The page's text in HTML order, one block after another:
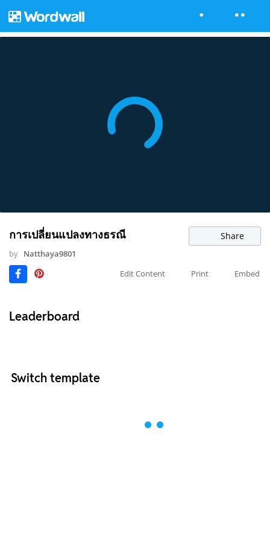
การเปลี่ยนแปลงทางธรณี Share
by Natthaya9801
Edit Content
Print Embed
Leaderboard
Switch template